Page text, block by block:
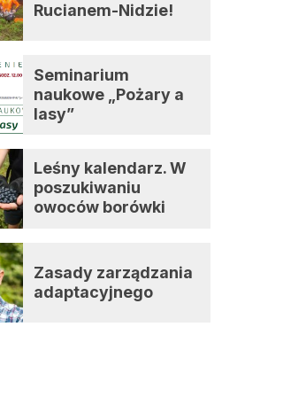
Rucianem-Nidzie!
Seminarium
naukowe „Pożary a
lasy”
Leśny kalendarz. W
poszukiwaniu
owoców borówki
Zasady zarządzania
adaptacyjnego